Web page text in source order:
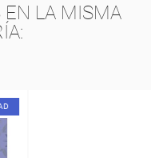
EN LA MISMA